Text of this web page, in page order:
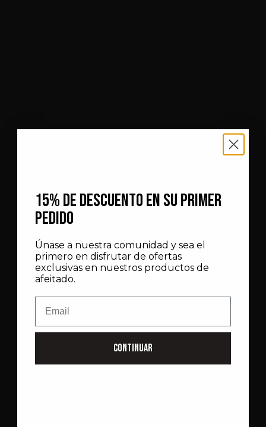
15% DE DESCUENTO EN SU PRIMER
PEDIDO
Únase a nuestra comunidad y sea el
primero en disfrutar de ofertas
exclusivas en nuestros productos de
afeitado.
CONTINUAR